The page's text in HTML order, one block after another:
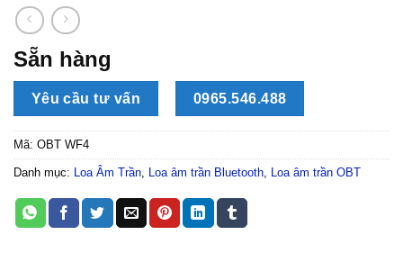
Sẵn hàng
Yêu cầu tư vấn 0965.546.488
Mã: OBT WF4
Danh mục: Loa Âm Trần Loa âm trần Bluetooth Loa âm trần OBT